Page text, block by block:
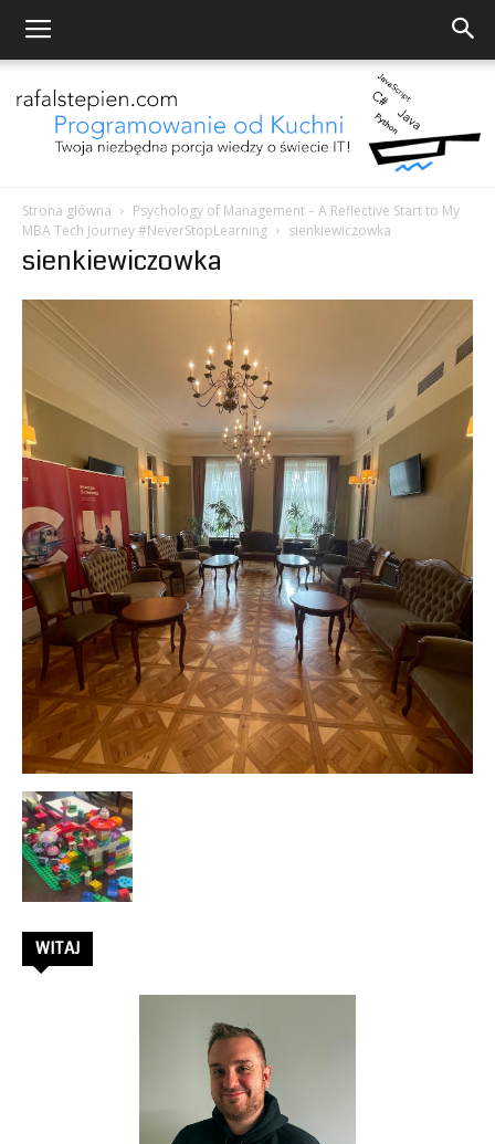
Programowanie
Kuchni
–
Rafał
Stępień
Strona główna
Psychology of Management – A Reflective Start to My
MBA Tech Journey #NeverStopLearning
sienkiewiczowka
sienkiewiczowka
WITAJ